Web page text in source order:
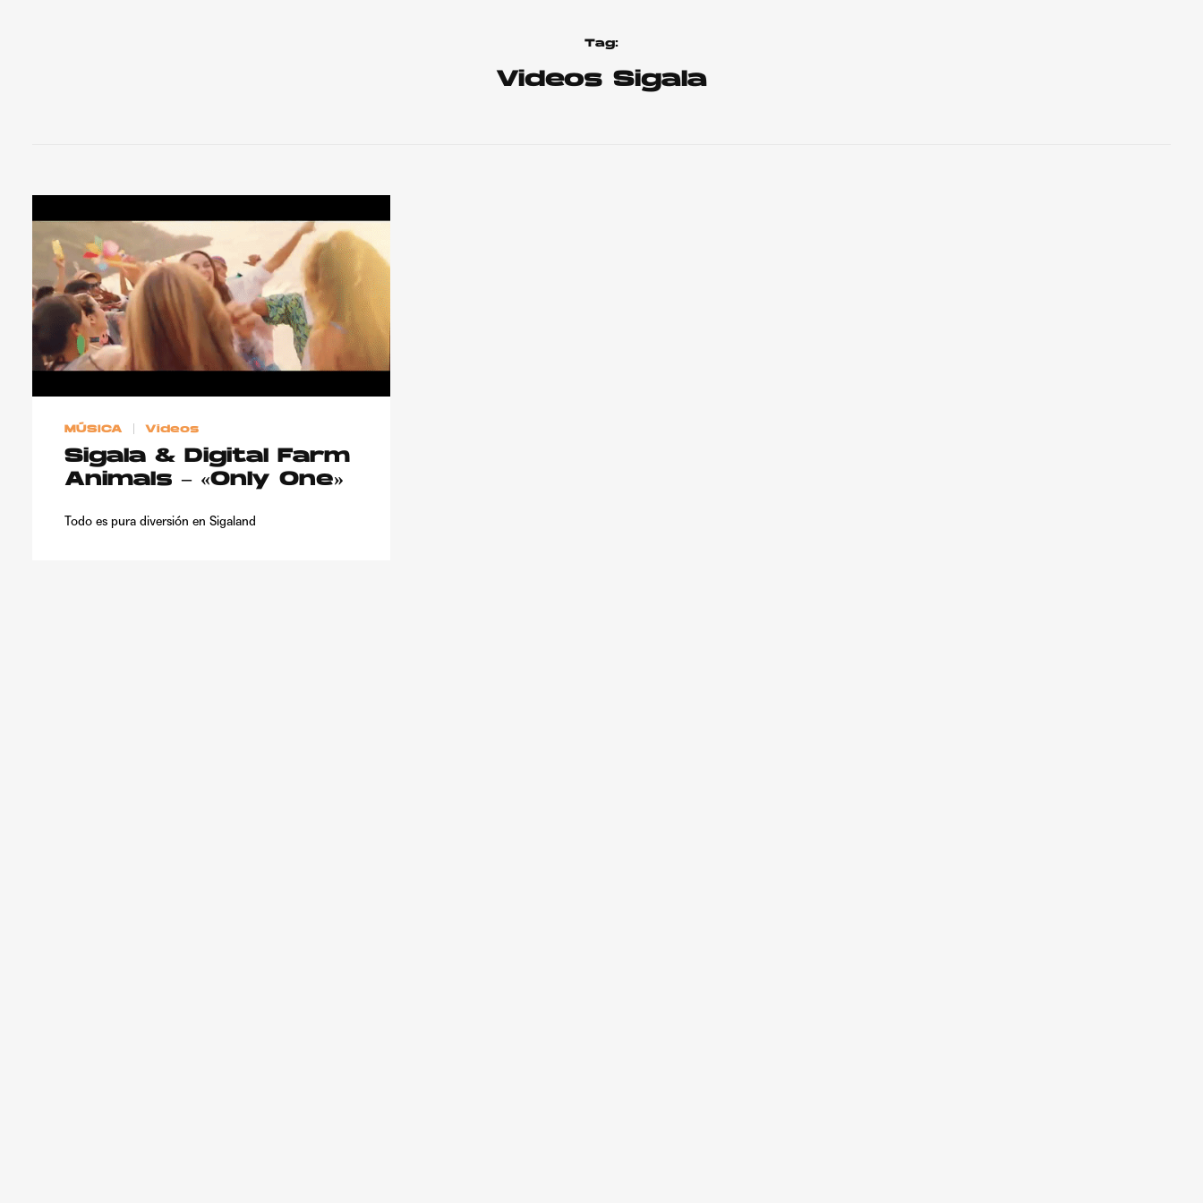
Tag:
Videos Sigala
MÚSICA Videos
Sigala & Digital Farm
Animals – «Only One»
Todo es pura diversión en Sigaland